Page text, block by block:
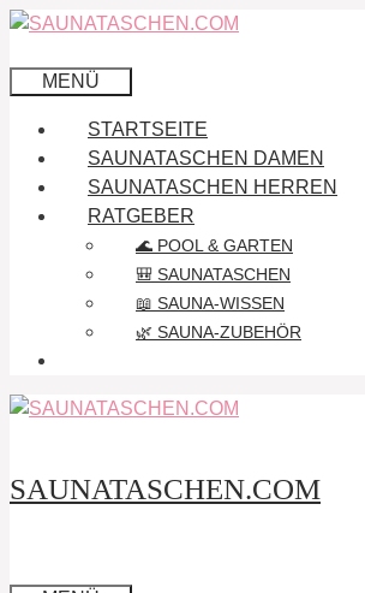
Zum
springen
MENÜ
STARTSEITE
SAUNATASCHEN DAMEN
SAUNATASCHEN HERREN
RATGEBER
🌊 POOL & GARTEN
🎒 SAUNATASCHEN
📖 SAUNA-WISSEN
🌿 SAUNA-ZUBEHÖR
SAUNATASCHEN.COM